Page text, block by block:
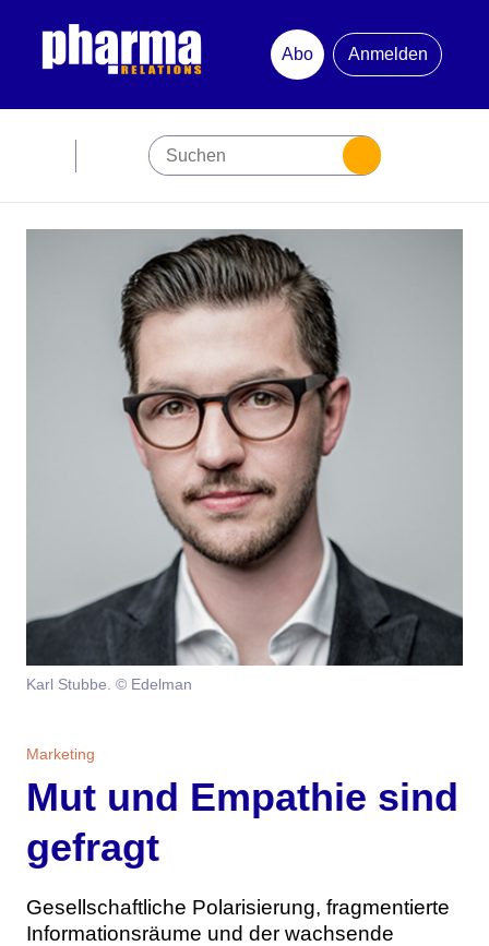
Abo
Anmelden
Premiumpartner
Branche
Studien
Aktuelle Ausgabe
Ausgabenarchiv
Kontakt
Team
Karl Stubbe. © Edelman
Marketing
Mut und Empathie sind
gefragt
Gesellschaftliche Polarisierung, fragmentierte
Informationsräume und der wachsende